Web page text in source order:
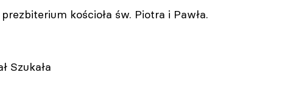
kościoła św. Piotra i Pawła.
Szukała